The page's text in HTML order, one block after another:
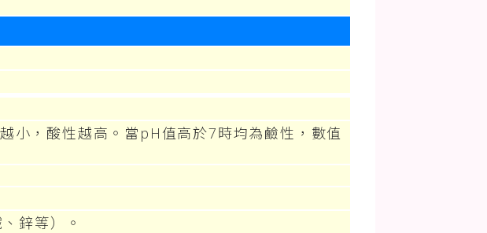
小，酸性越高。當pH值高於7時均為鹼性，數值
鋅等）。